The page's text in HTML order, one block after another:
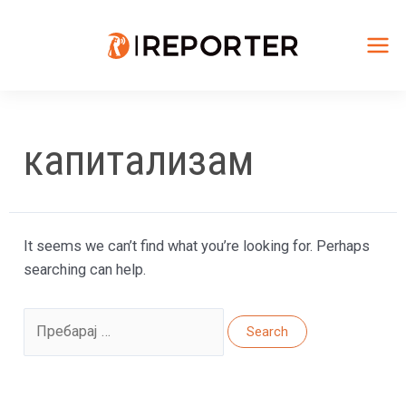
капитализам
It seems we can’t find what you’re looking for. Perhaps
searching can help.